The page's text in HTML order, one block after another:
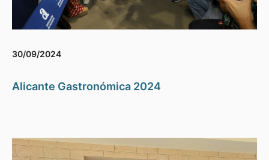
30/09/2024
Alicante Gastronómica 2024